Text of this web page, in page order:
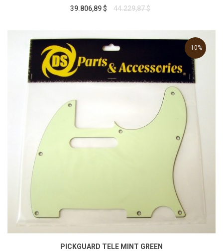
39.806,89 $ 44.229,87 $
PICKGUARD TELE MINT GREEN
-10%